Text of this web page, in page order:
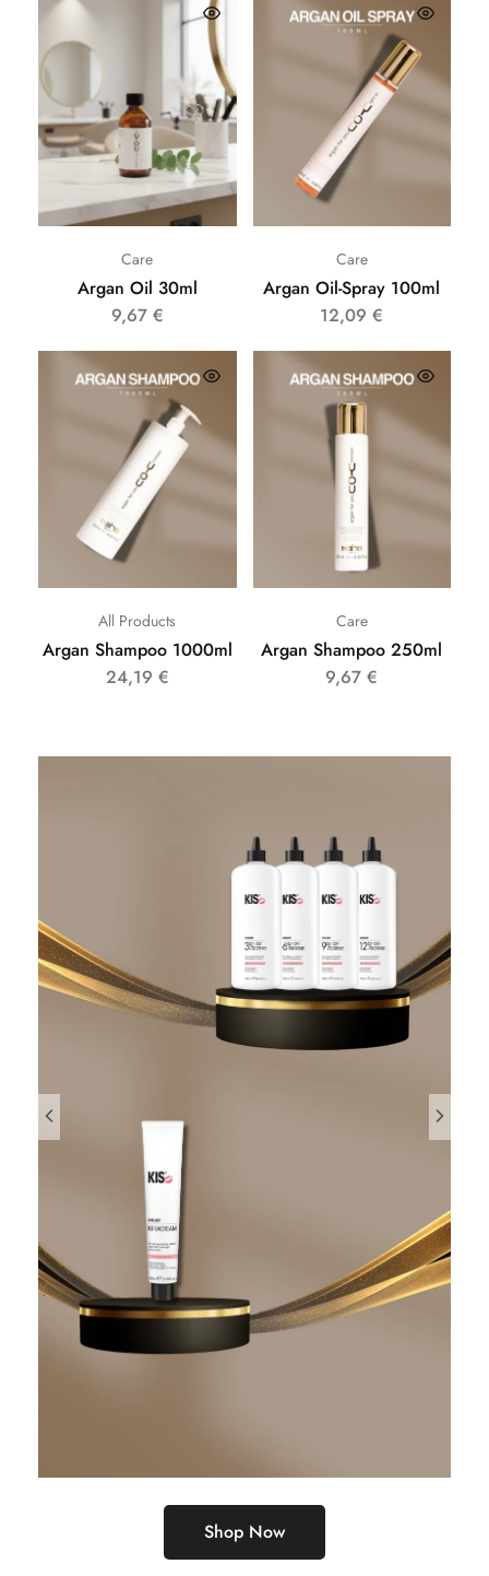
Care
Argan Oil 30ml
9,67 €
Care
Argan Oil-Spray 100ml
12,09€
All Products
Argan Shampoo 1000ml
24,19 €
Care
Argan Shampoo 250ml
9,67€
Shop Now